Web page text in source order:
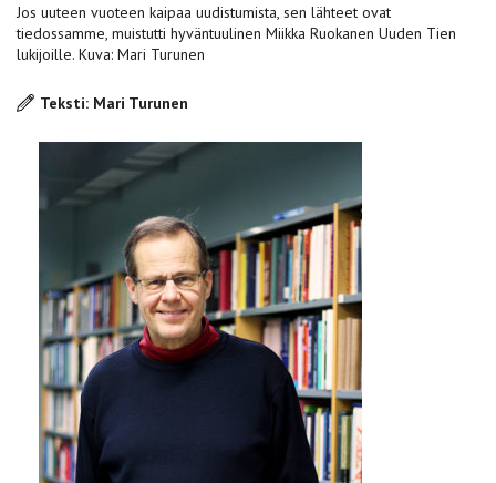
Jos uuteen vuoteen kaipaa uudistumista, sen lähteet ovat
tiedossamme, muistutti hyväntuulinen Miikka Ruokanen Uuden Tien
lukijoille. Kuva: Mari Turunen
Teksti: Mari Turunen